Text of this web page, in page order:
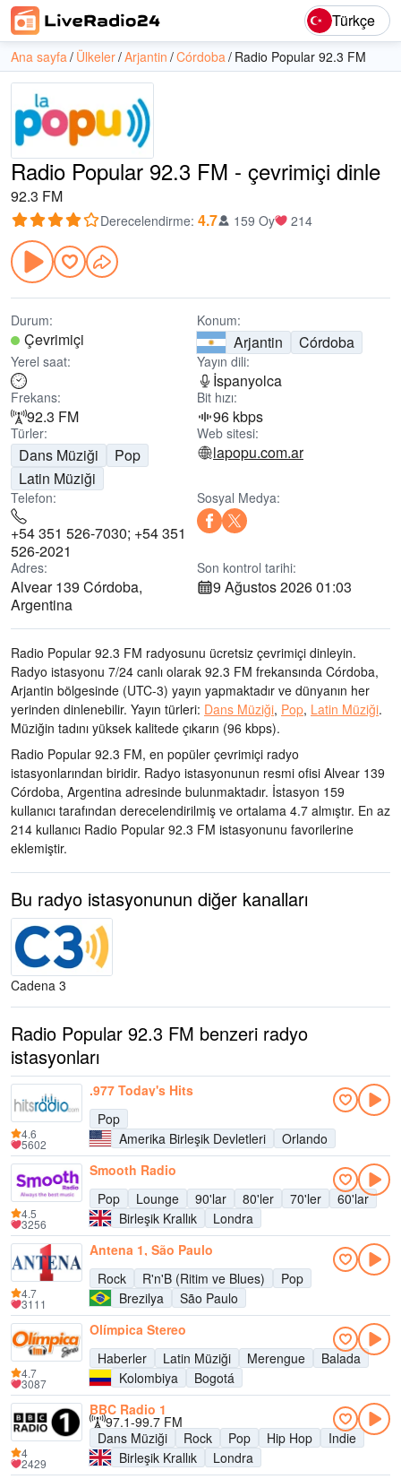
Türkçe
Ana sayfa Ülkeler Arjantin Córdoba Radio Popular 92.3 FM
Radio Popular 92.3 FM - çevrimiçi dinle
92.3 FM
Derecelendirme: 4.7 159 Oy 214
Durum:
Çevrimiçi
Konum:
Arjantin Córdoba
Yerel saat: Yayın dili:
İspanyolca
Frekans:
92.3 FM
Bit hızı:
96 kbps
Türler:
Dans Müziği
Pop
Latin Müziği
Web sitesi:
lapopu.com.ar
Telefon:
+54 351 526-7030; +54 351
526-2021
Sosyal Medya:
Adres:
Alvear 139 Córdoba,
Argentina
Son kontrol tarihi:
9 Ağustos 2026 01:03
Radio Popular 92.3 FM radyosunu ücretsiz çevrimiçi dinleyin.
Radyo istasyonu 7/24 canlı olarak 92.3 FM frekansında Córdoba,
Arjantin bölgesinde (UTC-3) yayın yapmaktadır ve dünyanın her
yerinden dinlenebilir. Yayın türleri: Dans Müziği, Pop, Latin Müziği.
Müziğin tadını yüksek kalitede çıkarın (96 kbps).
Radio Popular 92.3 FM, en popüler çevrimiçi radyo
istasyonlarından biridir. Radyo istasyonunun resmi ofisi Alvear 139
Córdoba, Argentina adresinde bulunmaktadır. İstasyon 159
kullanıcı tarafından derecelendirilmiş ve ortalama 4.7 almıştır. En az
214 kullanıcı Radio Popular 92.3 FM istasyonunu favorilerine
eklemiştir.
Bu radyo istasyonunun diğer kanalları
Cadena 3
Radio Popular 92.3 FM benzeri radyo
istasyonları
.977 Today's Hits
Pop
Amerika Birleşik Devletleri
Orlando
4.6
5602
Smooth Radio
Pop
Lounge 90'lar 80'ler 70'ler
60'lar
Birleşik Krallık
Londra
4.5
3256
Antena 1, São Paulo
Rock
R'n'B (Ritim ve Blues)
Pop
Brezilya
São Paulo
4.7
3111
Olímpica Stereo
Haberler
Latin Müziği Merengue
Balada
Kolombiya
Bogotá
4.7
3087
BBC Radio 1
97.1-99.7 FM
Dans Müziği
Rock Pop Hip Hop
Indie
Birleşik Krallık
Londra
4
2429